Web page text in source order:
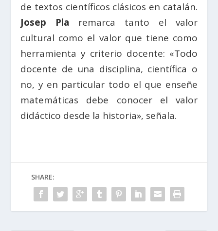
de textos científicos clásicos en catalán.
Josep Pla remarca tanto el valor
cultural como el valor que tiene como
herramienta y criterio docente: «Todo
docente de una disciplina, científica o
no, y en particular todo el que enseñe
matemáticas debe conocer el valor
didáctico desde la historia», señala.
SHARE: